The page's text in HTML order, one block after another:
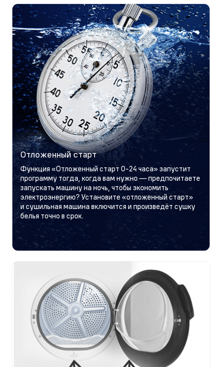
Отложенный старт
Функция «Отложенный старт 0-24 часа» запустит
программу тогда, когда вам нужно — предпочитаете
запускать машину на ночь, чтобы экономить
электроэнергию? Установите «отложенный старт»
и сушильная машина включится и произведёт сушку
белья точно в срок.